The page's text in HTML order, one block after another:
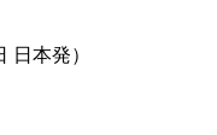
日本発）